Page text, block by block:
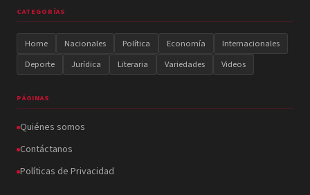
CATEGORÍAS
Home Nacionales Política Economía
Internacionales
Deporte
Jurídica Literaria Variedades Videos
PÁGINAS
Quiénes somos
Contáctanos
Políticas de Privacidad